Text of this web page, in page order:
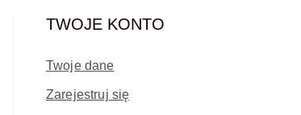
TWOJE KONTO
Twoje dane
Zarejestruj się